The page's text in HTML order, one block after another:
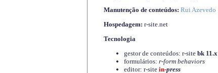
Manutenção de conteúdos: Rui Azevedo
Hospedagem: r-site.net
Tecnologia
gestor de conteúdos: r-site bk 11.x
formulários: r-form behaviors
editor: r-site in-press